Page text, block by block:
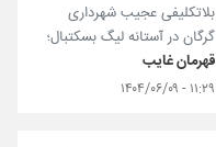
بلاتکلیفی عجیب شهرداری
گرگان در آستانه لیگ بسکتبال؛
قهرمان غایب
۱۱:۲۹ - ۱۴۰۴/۰۶/۰۹